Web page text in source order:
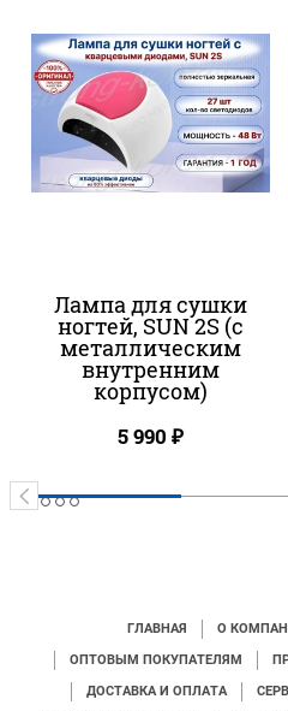
Лампа для сушки
ногтей, SUN 2S (с
металлическим
внутренним
корпусом)
5 990 ₽
ГЛАВНАЯ О
ОПТОВЫМ ПОКУПАТЕЛЯМ
ДОСТАВКА И ОПЛАТА